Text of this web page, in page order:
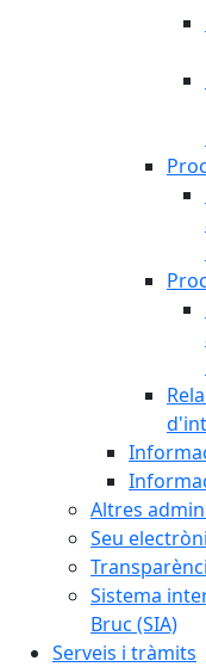
Altres
Seu
Sistema
Bruc (SIA)
Serveis i tràmits